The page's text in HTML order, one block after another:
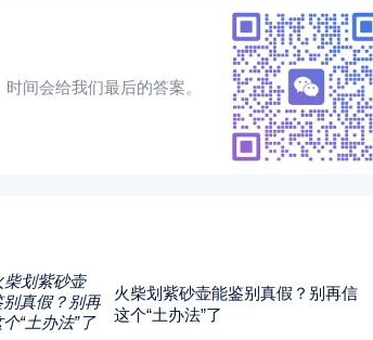
间会给我们最后的答案。
火柴划紫砂壶能鉴别真假？别再信
这个“土办法”了